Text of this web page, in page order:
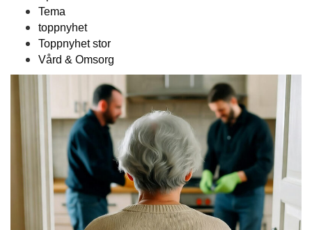
Tema
toppnyhet
Toppnyhet stor
Vård & Omsorg